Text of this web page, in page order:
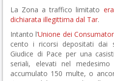
La Zona a traffico limitato
dichiarata illegittima dal Tar.
Intanto l’Unione dei
cento i ricorsi depositati dai
Giudice di Pace per una
seriali, elevati nel
accumulato 150 multe, o